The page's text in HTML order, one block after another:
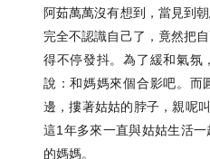
阿茹萬萬沒有想到，當見到
完全不認識自己了，竟然把
得不停發抖。為了緩和氣氛
說：和媽媽來個合影吧。而
邊，摟著姑姑的脖子，親呢
這1年多來一直與姑姑生活
的媽媽。